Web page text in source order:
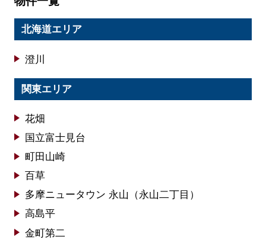
北海道エリア
澄川
関東エリア
花畑
国立富士見台
町田山崎
百草
多摩ニュータウン 永山（永山二丁目）
高島平
金町第二